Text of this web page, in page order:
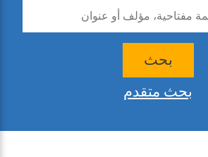
بحث
بحث متقدم